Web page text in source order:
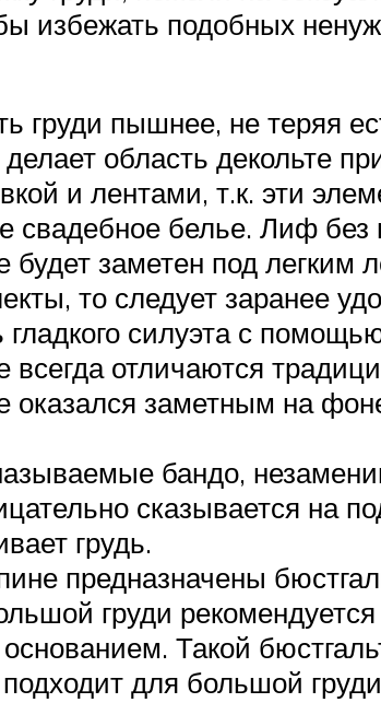
избежать подобных
пышнее, не теряя
область декольте
и лентами, т.к. эти
белье. Лиф
заметен под
то следует заранее
силуэта с
отличаются
заметным на
бандо,
сказывается на
грудь.
предназначены
груди
Такой
для большой груди